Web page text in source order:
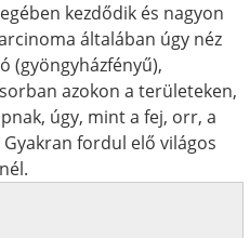
kezdődik és nagyon
általában úgy néz
(gyöngyházfényű),
azokon a területeken,
úgy, mint a fej, orr, a
Gyakran fordul elő világos